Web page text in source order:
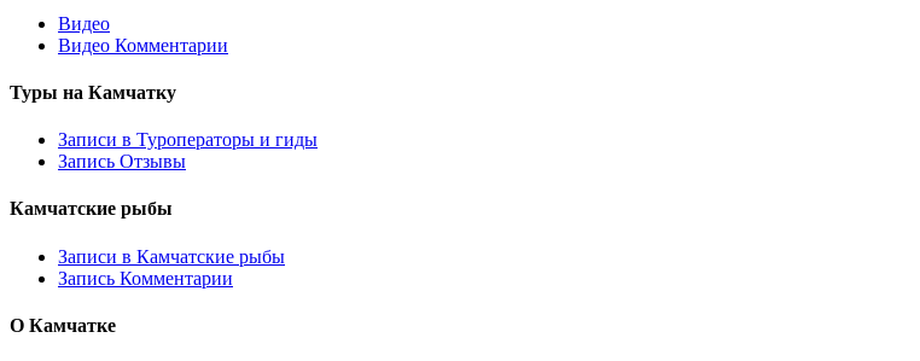
Видео
Видео Комментарии
Туры на Камчатку
Записи в Туроператоры и гиды
Запись Отзывы
Камчатские рыбы
Записи в Камчатские рыбы
Запись Комментарии
О Камчатке